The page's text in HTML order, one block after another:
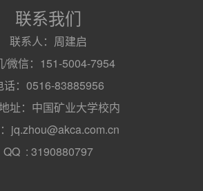
联系我们
联系人：周建启
/微信：151-5004-7954
话：0516-83885956
址：中国矿业大学校内
jq.zhou@akca.com.cn
QQ : 3190880797